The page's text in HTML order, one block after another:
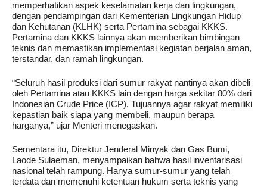
memperhatikan aspek keselamatan kerja dan lingkungan,
dengan pendampingan dari Kementerian Lingkungan Hidup
dan Kehutanan (KLHK) serta Pertamina sebagai KKKS.
Pertamina dan KKKS lainnya akan memberikan bimbingan
teknis dan memastikan implementasi kegiatan berjalan aman,
terstandar, dan ramah lingkungan.
“Seluruh hasil produksi dari sumur rakyat nantinya akan dibeli
oleh Pertamina atau KKKS lain dengan harga sekitar 80% dari
Indonesian Crude Price (ICP). Tujuannya agar rakyat memiliki
kepastian baik siapa yang membeli, maupun berapa
harganya,” ujar Menteri menegaskan.
Sementara itu, Direktur Jenderal Minyak dan Gas Bumi,
Laode Sulaeman, menyampaikan bahwa hasil inventarisasi
nasional telah rampung. Hanya sumur-sumur yang telah
terdata dan memenuhi ketentuan hukum serta teknis yang